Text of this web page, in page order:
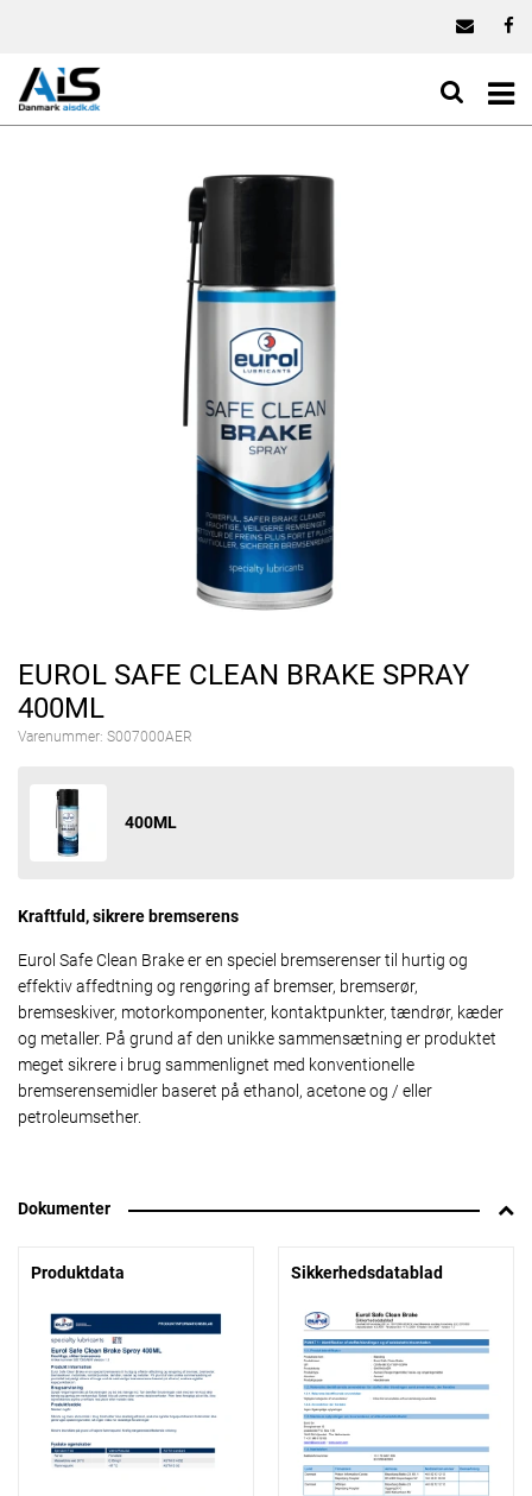
EUROL SAFE CLEAN BRAKE SPRAY
400ML
Varenummer: S007000AER
400ML
Kraftfuld, sikrere bremserens
Eurol Safe Clean Brake er en speciel bremserenser til hurtig og
effektiv affedtning og rengøring af bremser, bremserør,
bremseskiver, motorkomponenter, kontaktpunkter, tændrør, kæder
og metaller. På grund af den unikke sammensætning er produktet
meget sikrere i brug sammenlignet med konventionelle
bremserensemidler baseret på ethanol, acetone og / eller
petroleumsether.
Dokumenter
Produktdata Sikkerhedsdatablad